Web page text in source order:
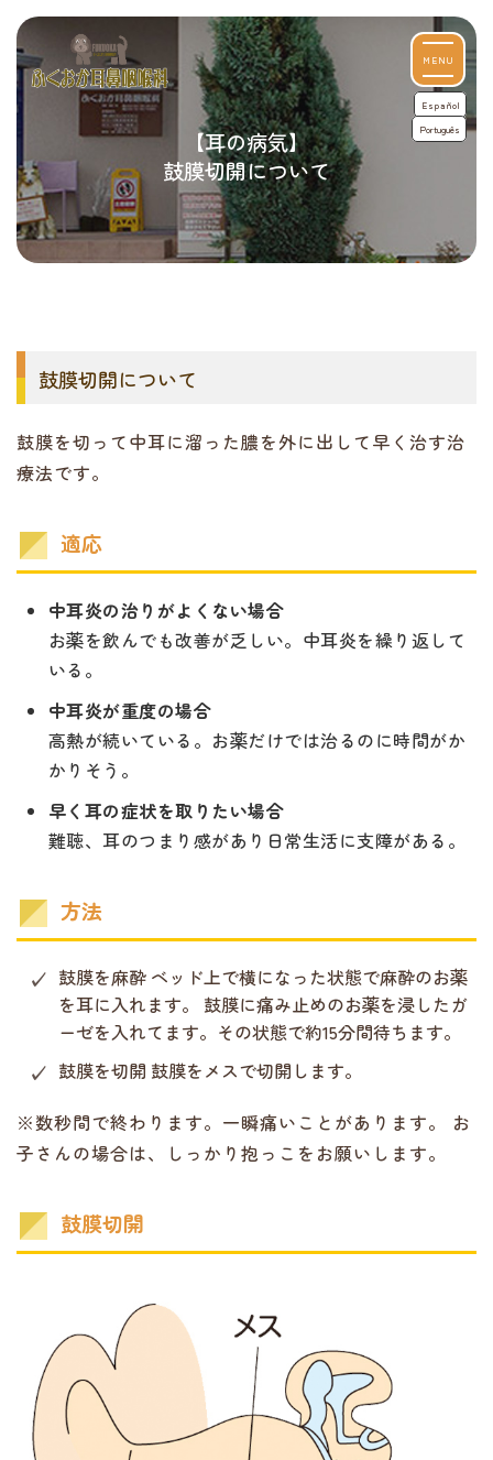
MENU
Español
Português
【耳の病気】
鼓膜切開について
鼓膜切開について
鼓膜を切って中耳に溜った膿を外に出して早く治す治
療法です。
適応
中耳炎の治りがよくない場合
お薬を飲んでも改善が乏しい。中耳炎を繰り返して
いる。
中耳炎が重度の場合
高熱が続いている。お薬だけでは治るのに時間がか
かりそう。
早く耳の症状を取りたい場合
難聴、耳のつまり感があり日常生活に支障がある。
方法
鼓膜を麻酔 ベッド上で横になった状態で麻酔のお薬
を耳に入れます。 鼓膜に痛み止めのお薬を浸したガ
ーゼを入れてます。その状態で約15分間待ちます。
鼓膜を切開 鼓膜をメスで切開します。
※数秒間で終わります。一瞬痛いことがあります。 お
子さんの場合は、しっかり抱っこをお願いします。
鼓膜切開